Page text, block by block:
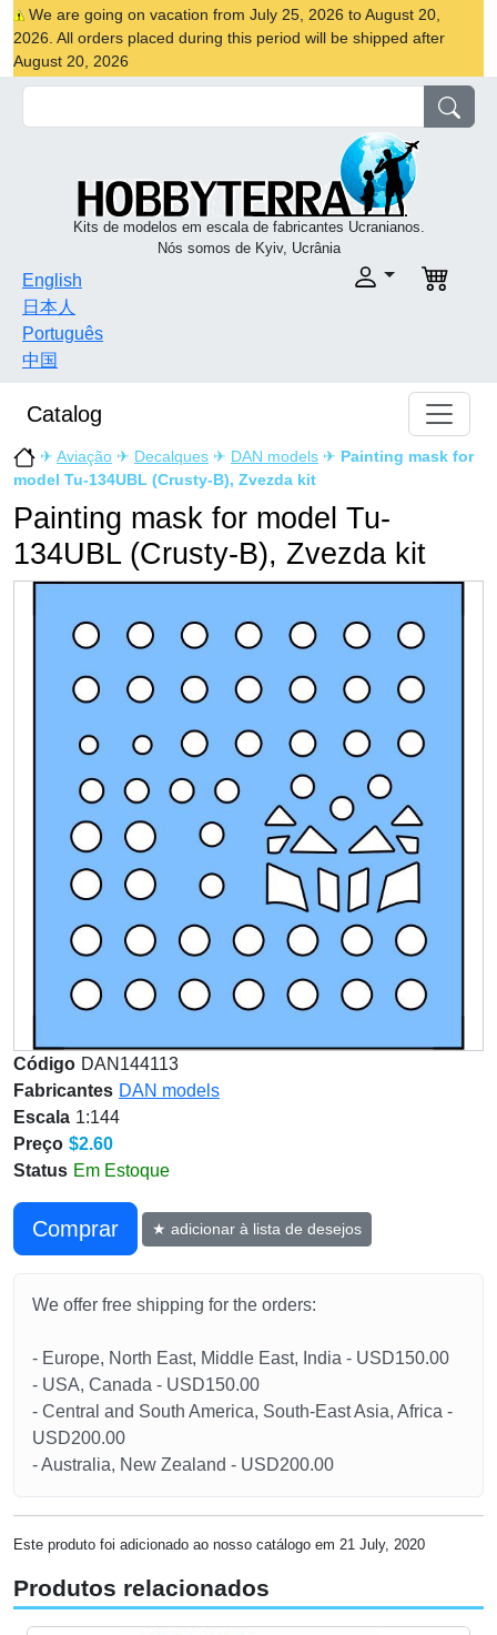
We are going on vacation from July 25, 2026 to August 20,
2026. All orders placed during this period will be shipped after
August 20, 2026
Kits de modelos em escala de fabricantes Ucranianos.
Nós somos de Kyiv, Ucrânia
English
日本人
Português
中国
Catalog
✈ Aviação ✈ Decalques ✈ DAN models ✈ Painting mask for
model Tu-134UBL (Crusty-B), Zvezda kit
Painting mask for model Tu-
134UBL (Crusty-B), Zvezda kit
Código DAN144113
Fabricantes DAN models
Escala 1:144
Preço $2.60
Status Em Estoque
Сomprar ★ adicionar à lista de desejos
We offer free shipping for the orders:
- Europe, North East, Middle East, India - USD150.00
- USA, Canada - USD150.00
- Central and South America, South-East Asia, Africa -
USD200.00
- Australia, New Zealand - USD200.00
Este produto foi adicionado ao nosso catálogo em 21 July, 2020
Produtos relacionados